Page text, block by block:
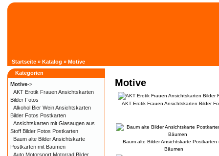
Startseite » Katalog » Motive
Motive
AKT Erotik Frauen Ansichtskarten Bilder
Baum alte Bilder Ansichtskarte Postkarten
Bäumen
Kategorien
Motive->
AKT Erotik Frauen Ansichtskarten
Bilder Fotos
Alkohol Bier Wein Ansichtskarten
Bilder Fotos Postkarten
Ansichtskarten mit Glasaugen aus
Stoff Bilder Fotos Postkarten
Baum alte Bilder Ansichtskarte
Postkarten mit Bäumen
Auto Motorsport Motorrad Bilder